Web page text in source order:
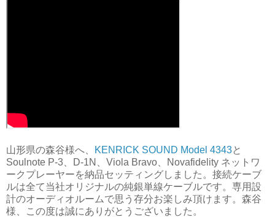
山形県の森谷様へ、 KENRICK SOUND Model 4343と
Soulnote P-3、D-1N、Viola Bravo、Novafidelity ネットワ
ークプレーヤーを納品セッティングしました。接続ケーブ
ルは全て当社オリジナルの純銀単線ケーブルです。専用設
計のオーディオルームで思う存分お楽しみ頂けます。森谷
様、この度は誠にありがとうございました。